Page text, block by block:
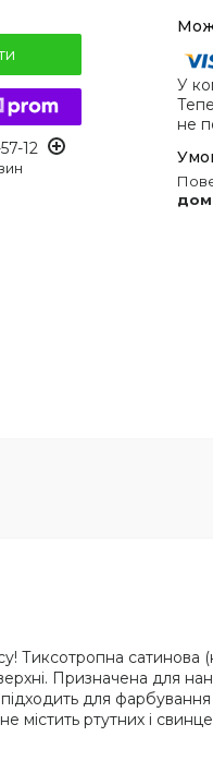
12
У
не
Тиксотропна сатинова
Призначена для
для
містить ртутних і